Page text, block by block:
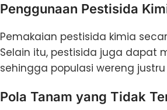
Penggunaan Pestisida
Pemakaian pestisida kimia
Selain itu, pestisida juga dapat
sehingga populasi wereng
Pola Tanam yang Tidak